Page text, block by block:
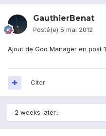
GauthierBenat
Posté(e) 5 mai 2012
Ajout de Goo Manager en post 1
Citer
2 weeks later...